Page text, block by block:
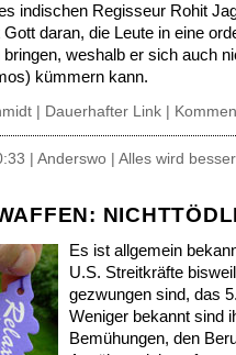
indischen Regisseur Rohit
daran, die Leute in eine
bringen, weshalb er sich auch
kümmern kann.
| Dauerhafter Link
| Anderswo | Alles wird
Es ist allgemein
U.S. Streitkräfte
gezwungen sind, das
Weniger bekannt sind
Bemühungen, den